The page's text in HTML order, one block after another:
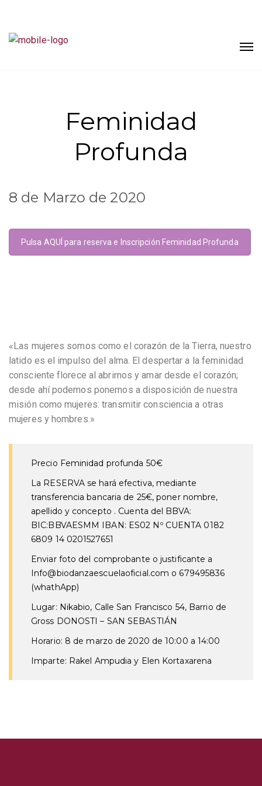
Feminidad
Profunda
8 de Marzo de 2020
Pulsa AQUÍ para reserva e Inscripción Feminidad Profunda
«Las mujeres somos como el corazón de la Tierra, nuestro
latido es el impulso del alma. El despertar a la feminidad
consciente florece al abrirnos y amar desde el corazón;
desde ahí podemos ponernos a disposición de nuestra
misión como mujeres: transmitir consciencia a otras
mujeres y hombres.»
Precio Feminidad profunda 50€
La RESERVA se hará efectiva, mediante
transferencia bancaria de 25€, poner nombre,
apellido y concepto . Cuenta del BBVA:
BIC:BBVAESMM IBAN: ES02 Nº CUENTA 0182
6809 14 0201527651
Enviar foto del comprobante o justificante a
Info@biodanzaescuelaoficial.com o 679495836
(whathApp)
Lugar: Nikabio, Calle San Francisco 54, Barrio de
Gross DONOSTI – SAN SEBASTIÁN
Horario: 8 de marzo de 2020 de 10:00 a 14:00
Imparte: Rakel Ampudia y Elen Kortaxarena